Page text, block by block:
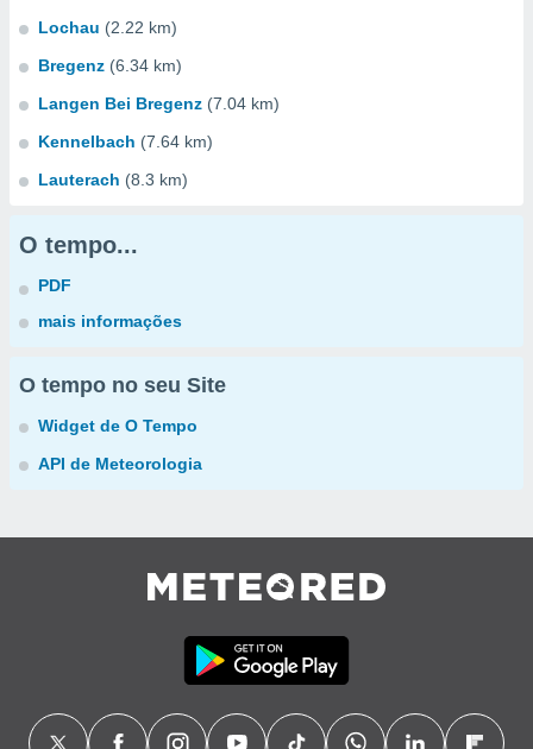
Lochau (2.22 km)
Bregenz (6.34 km)
Langen Bei Bregenz (7.04 km)
Kennelbach (7.64 km)
Lauterach (8.3 km)
O tempo...
PDF
mais informações
O tempo no seu Site
Widget de O Tempo
API de Meteorologia